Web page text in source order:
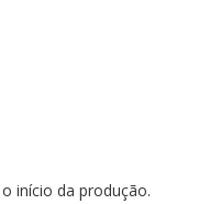
início da produção.